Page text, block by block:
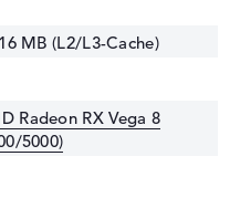
MB (L2/L3-Cache)
Radeon RX Vega 8
5000)